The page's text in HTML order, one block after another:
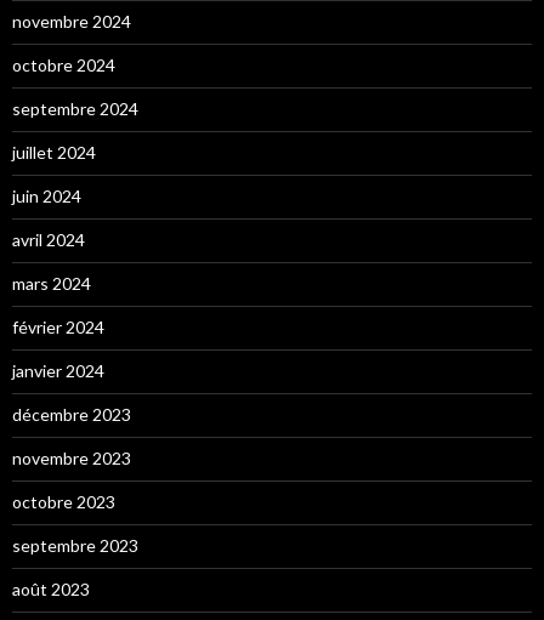
novembre 2024
octobre 2024
septembre 2024
juillet 2024
juin 2024
avril 2024
mars 2024
février 2024
janvier 2024
décembre 2023
novembre 2023
octobre 2023
septembre 2023
août 2023